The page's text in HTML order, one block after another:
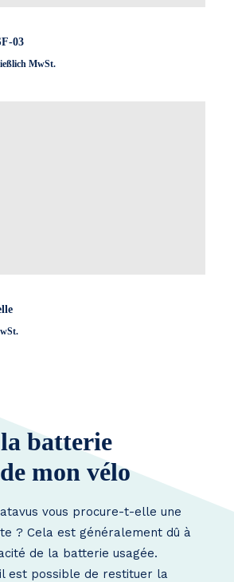
03
MwSt.
batterie
mon vélo
vous procure-t-elle une
? Cela est généralement dû à
de la batterie usagée.
est possible de restituer la